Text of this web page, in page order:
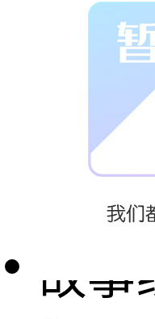
水
乐
虑
故事